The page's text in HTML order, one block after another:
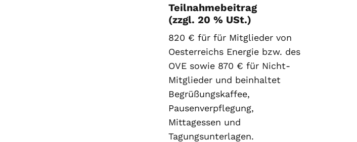
Teilnahmebeitrag
(zzgl. 20 % USt.)
820 € für für Mitglieder von
Oesterreichs Energie bzw. des
OVE sowie 870 € für Nicht-
Mitglieder und beinhaltet
Begrüßungskaffee,
Pausenverpflegung,
Mittagessen und
Tagungsunterlagen.